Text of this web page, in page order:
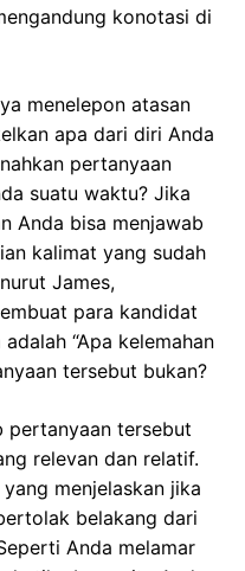
konotasi di
menelepon atasan
apa dari diri Anda
pertanyaan
suatu waktu? Jika
Anda bisa menjawab
kalimat yang sudah
James,
para kandidat
“Apa kelemahan
tersebut bukan?
pertanyaan tersebut
relevan dan relatif.
menjelaskan jika
belakang dari
Anda melamar